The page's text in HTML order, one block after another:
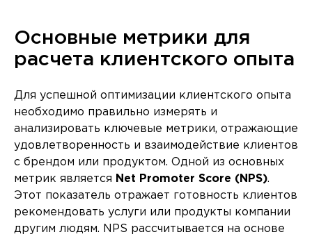
Основные метрики для
расчета клиентского опыта
Для успешной оптимизации клиентского опыта
необходимо правильно измерять и
анализировать ключевые метрики, отражающие
удовлетворенность и взаимодействие клиентов
с брендом или продуктом. Одной из основных
метрик является Net Promoter Score (NPS).
Этот показатель отражает готовность клиентов
рекомендовать услуги или продукты компании
другим людям. NPS рассчитывается на основе